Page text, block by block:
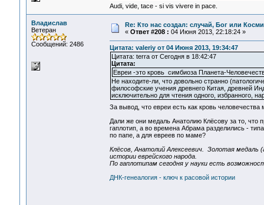
Audi, vide, tace - si vis vivere in pace.
Владислав
Ветеран
Сообщений: 2486
Re: Кто нас создал: случай, Бог или
« Ответ #208 : 04 Июня 2013, 22:18:24 »
Цитата: valeriy от 04 Июня 2013, 19:34:47
Цитата: terra от Сегодня в 18:42:47
Цитата:
Евреи -это кровь симбиоза Планета-
Не находите-ли, что довольно странно
философские учения древнего Китая, древней
исключительно для чтения одного, избранного,
За вывод, что евреи есть как кровь
Дали же они медаль Анатолию Клёсову за то,
гаплотип, а во времена Абрама разделились -
по папе, а для евреев по маме?
Клёсов, Анатолий Алексеевич. Золотая медаль
истории еврейского народа.
По гаплотипам сегодня у науки есть
ДНК-генеалогия - ключ к расовой истории